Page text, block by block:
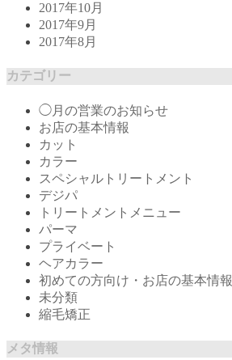
2017年10月
2017年9月
2017年8月
カテゴリー
◯月の営業のお知らせ
お店の基本情報
カット
カラー
スペシャルトリートメント
デジパ
トリートメントメニュー
パーマ
プライベート
ヘアカラー
初めての方向け・お店の基本情報
未分類
縮毛矯正
メタ情報